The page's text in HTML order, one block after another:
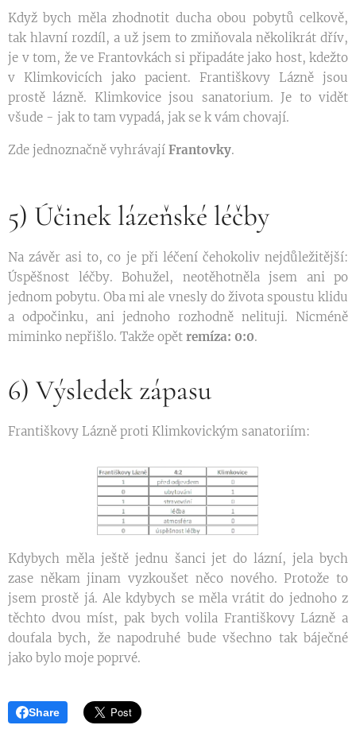
Když bych měla zhodnotit ducha obou pobytů celkově,
tak hlavní rozdíl, a už jsem to zmiňovala několikrát dřív,
je v tom, že ve Frantovkách si připadáte jako host, kdežto
v Klimkovicích jako pacient. Františkovy Lázně jsou
prostě lázně. Klimkovice jsou sanatorium. Je to vidět
všude - jak to tam vypadá, jak se k vám chovají.
Zde jednoznačně vyhrávají Frantovky.
5) Účinek lázeňské léčby
Na závěr asi to, co je při léčení čehokoliv nejdůležitější:
Úspěšnost léčby. Bohužel, neotěhotněla jsem ani po
jednom pobytu. Oba mi ale vnesly do života spoustu klidu
a odpočinku, ani jednoho rozhodně nelituji. Nicméně
miminko nepřišlo. Takže opět remíza: 0:0.
6) Výsledek zápasu
Františkovy Lázně proti Klimkovickým sanatoriím:
Kdybych měla ještě jednu šanci jet do lázní, jela bych
zase někam jinam vyzkoušet něco nového. Protože to
jsem prostě já. Ale kdybych se měla vrátit do jednoho z
těchto dvou míst, pak bych volila Františkovy Lázně a
doufala bych, že napodruhé bude všechno tak báječné
jako bylo moje poprvé.
Share